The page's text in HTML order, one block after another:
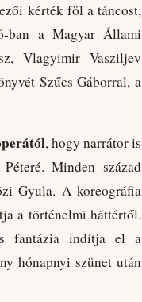
kérték föl a táncost,
ban a Magyar Állami
Vlagyimir Vasziljev
Szűcs Gáborral, a
, hogy narrátor is
Minden század
Gyula. A koreográfia
a történelmi háttértől.
fantázia indítja el a
hónapnyi szünet után